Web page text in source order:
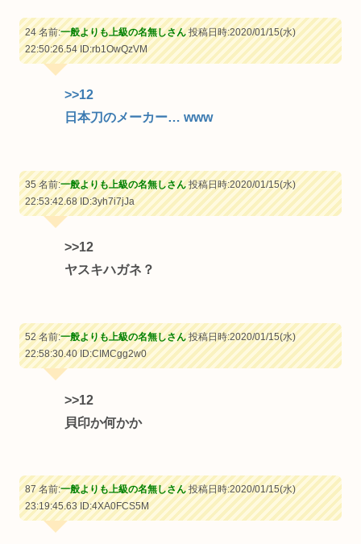
24 名前:一般よりも上級の名無しさん投稿日時:2020/01/15(水)
22:50:26.54ID:rb1OwQzVM
>>12
日本刀のメーカー… www
35 名前:一般よりも上級の名無しさん投稿日時:2020/01/15(水)
22:53:42.68ID:3yh7i7jJa
>>12
ヤスキハガネ？
52 名前:一般よりも上級の名無しさん投稿日時:2020/01/15(水)
22:58:30.40ID:CIMCgg2w0
>>12
貝印か何かか
87 名前:一般よりも上級の名無しさん投稿日時:2020/01/15(水)
23:19:45.63ID:4XA0FCS5M